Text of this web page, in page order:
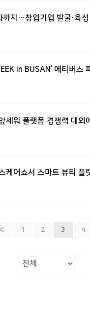
지…창업기업 발굴·육성
in BUSAN’ 에티버스
워 플랫폼 경쟁력 대외
쇼서 스마트 뷰티 플랫
1 2 3 4